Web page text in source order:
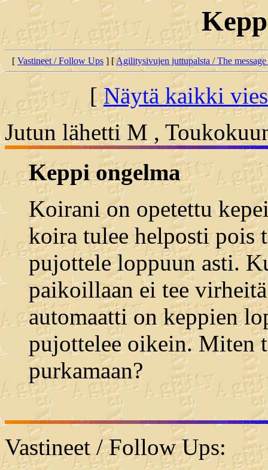
[ Vastineet / Follow Ups ] [Agilitysivujen juttupalsta / The
[Näytä kaikki
Jutun lähetti M ,
Keppi ongelma
Koirani on opetettu
koira tulee helposti pois
pujottele loppuun asti.
paikoillaan ei tee
automaatti on keppien
pujottelee oikein. Miten
purkamaan?
Vastineet / Follow Ups: